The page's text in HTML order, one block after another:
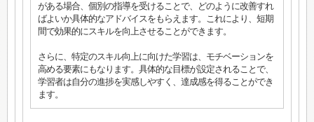
がある場合、個別の指導を受けることで、どのように改善すれ
ばよいか具体的なアドバイスをもらえます。これにより、短期
間で効果的にスキルを向上させることができます。
さらに、特定のスキル向上に向けた学習は、モチベーションを
高める要素にもなります。具体的な目標が設定されることで、
学習者は自分の進捗を実感しやすく、達成感を得ることができ
ます。